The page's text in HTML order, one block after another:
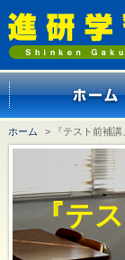
ホーム > 『テスト前補
『テ